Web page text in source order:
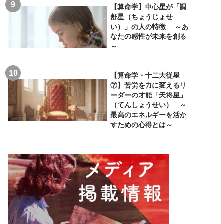
【算命学】中心星が「調
舒星（ちょうじょせ
い）」の人の特徴 ～あ
なたの感性が未来を創る
～
【算命学・十二大従星
⑦】苦労を力に変えるリ
ーダーの才能「天将星」
（てんしょうせい） ～
最高のエネルギーを活か
すための心得とは～